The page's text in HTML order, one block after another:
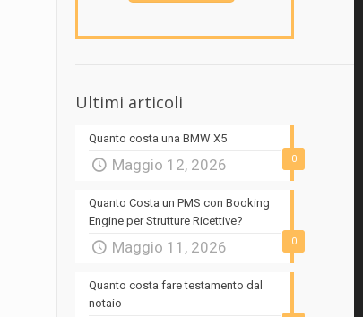
Ultimi articoli
0
Quanto costa una BMW X5
Maggio 12, 2026
0
Quanto Costa un PMS con Booking
Engine per Strutture Ricettive?
Maggio 11, 2026
Quanto costa fare testamento dal
notaio